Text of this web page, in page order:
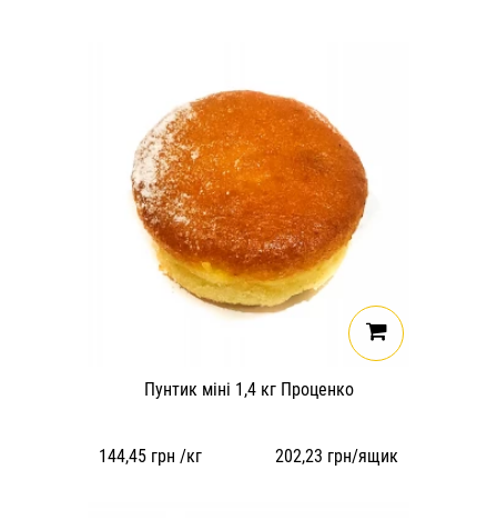
Пунтик міні 1,4 кг Проценко
144,45 грн /кг 202,23 грн/ящик